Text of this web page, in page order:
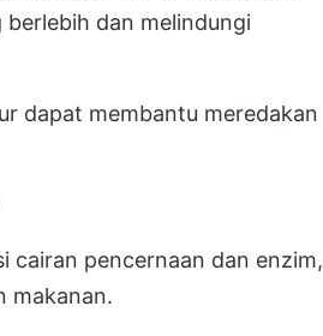
dan melindungi
dapat membantu meredakan
cairan pencernaan dan enzim,
makanan.